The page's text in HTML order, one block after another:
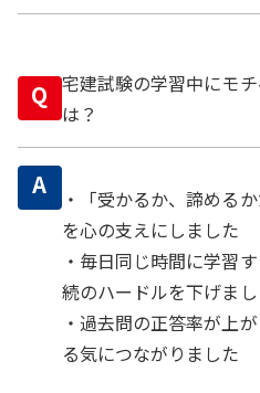
Q 宅建試験の学習中にモ
は？
A
・「受かるか、諦める
を心の支えにしました
・毎日同じ時間に学習
続のハードルを下げま
・過去問の正答率が上
る気につながりました